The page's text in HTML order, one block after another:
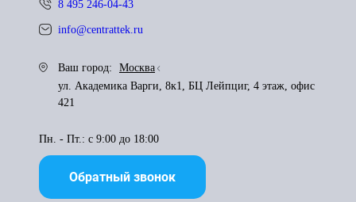
8 495 246-04-43
info@centrattek.ru
Ваш город:
Москва
ул. Академика Варги, 8к1, БЦ Лейпциг, 4 этаж, офис
421
Пн. - Пт.: с 9:00 до 18:00
Обратный звонок